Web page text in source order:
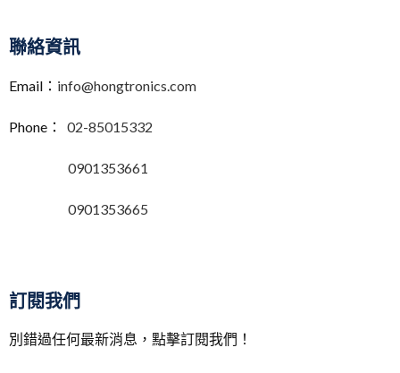
聯絡資訊
Email： info@hongtronics.com
Phone： 02-85015332
0901353661
0901353665
訂閱我們
別錯過任何最新消息，點擊訂閱我們！